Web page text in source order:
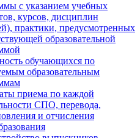
с указанием учебных
курсов, дисциплин
практики, предусмотренных
образовательной
обучающихся по
образовательным
приема по каждой
СПО, перевода,
и отчисления